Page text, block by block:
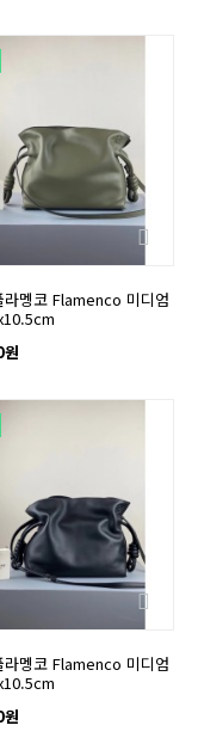
라멩코 Flamenco 미디엄
라멩코 Flamenco 미디엄